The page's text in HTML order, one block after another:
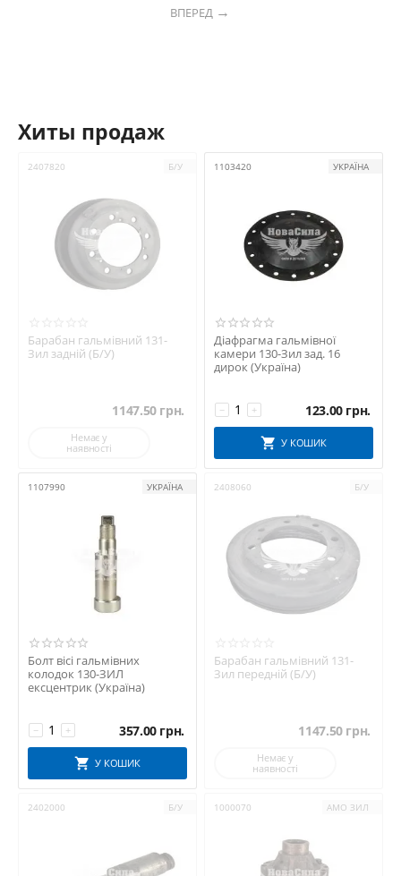
ВПЕРЕД
Хиты продаж
2407820 Б/У
Барабан гальмівний 131-
Зил задній (Б/У)
1147.50 грн.
Немає у
наявності
1103420 УКРАЇНА
Діафрагма гальмівної
камери 130-Зил зад. 16
дирок (Україна)
+
− 123.00 грн.
У КОШИК
1107990 УКРАЇНА
Болт вісі гальмівних
колодок 130-ЗИЛ
ексцентрик (Україна)
+
− 357.00 грн.
У КОШИК
2408060 Б/У
Барабан гальмівний 131-
Зил передній (Б/У)
1147.50 грн.
Немає у
наявності
2402000 Б/У 1000070 АМО ЗИЛ